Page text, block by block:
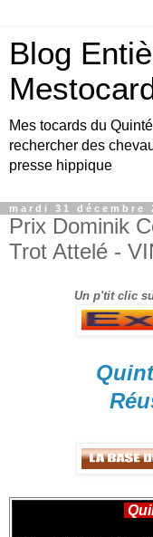
Blog
Mes tocards du
rechercher des
presse hippique
mardi 31 décembre
Prix Dominik
Trot Attelé -
Un p'tit clic